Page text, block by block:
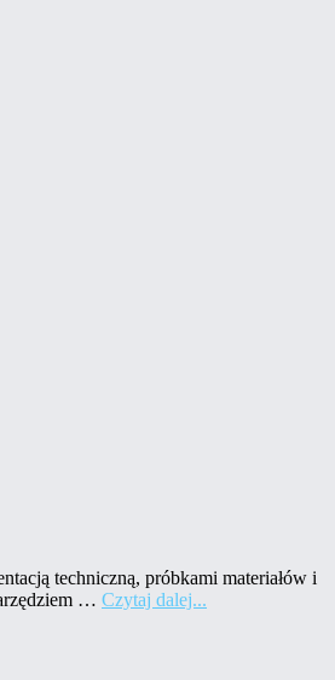
techniczną, próbkami materiałów i
… Czytaj dalej...